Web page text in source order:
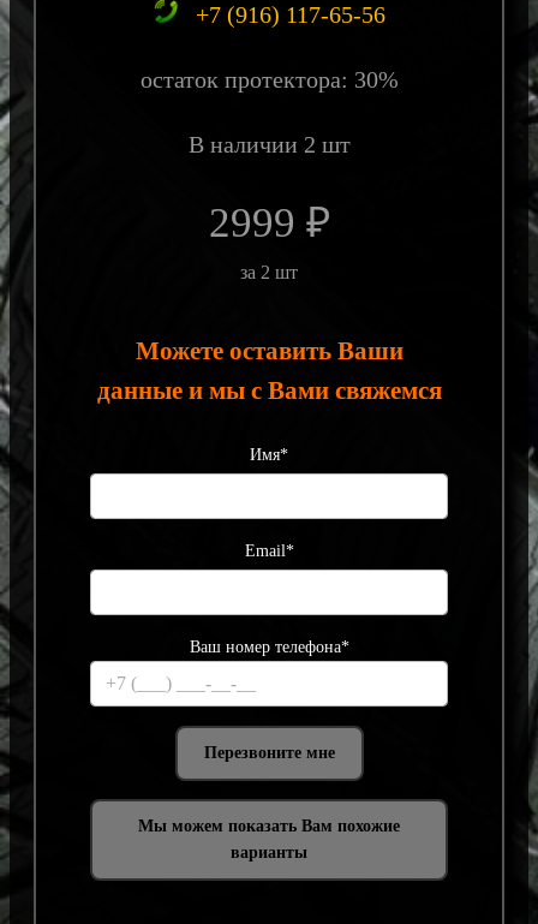
+7 (916) 117-65-56
остаток протектора: 30%
В наличии 2 шт
2999 ₽
за 2 шт
Можете оставить Ваши
данные и мы с Вами свяжемся
Имя*
Email*
Ваш номер телефона*
Мы можем показать Вам похожие
варианты